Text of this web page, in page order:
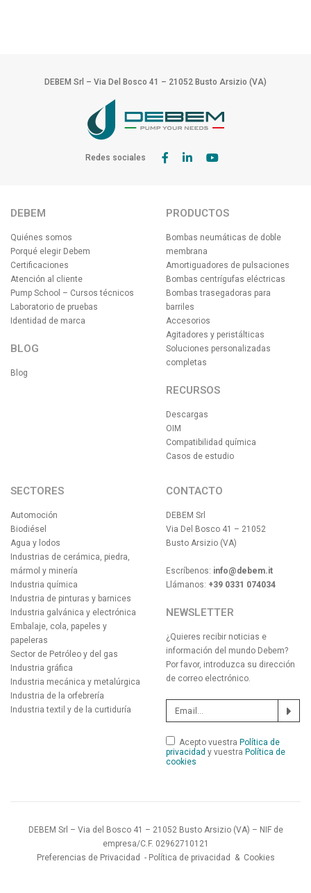
DEBEM Srl – Via Del Bosco 41 – 21052 Busto Arsizio (VA)
Redes sociales
DEBEM
Quiénes somos
Porqué elegir Debem
Certificaciones
Atención al cliente
Pump School – Cursos técnicos
Laboratorio de pruebas
Identidad de marca
BLOG
Blog
PRODUCTOS
Bombas neumáticas de doble
membrana
Amortiguadores de pulsaciones
Bombas centrígufas eléctricas
Bombas trasegadoras para
barriles
Accesorios
Agitadores y peristálticas
Soluciones personalizadas
completas
RECURSOS
Descargas
OIM
Compatibilidad química
Casos de estudio
SECTORES
Automoción
Biodiésel
Agua y lodos
Industrias de cerámica, piedra,
mármol y minería
Industria química
Industria de pinturas y barnices
Industria galvánica y electrónica
Embalaje, cola, papeles y
papeleras
Sector de Petróleo y del gas
Industria gráfica
Industria mecánica y metalúrgica
Industria de la orfebrería
Industria textil y de la curtiduría
CONTACTO
DEBEM Srl
Via Del Bosco 41 – 21052
Busto Arsizio (VA)
Escríbenos: info@debem.it
Llámanos: +39 0331 074034
NEWSLETTER
¿Quieres recibir noticias e
información del mundo Debem?
Por favor, introduzca su dirección
de correo electrónico.
Acepto vuestra Política de
privacidad y vuestra Política de
cookies
DEBEM Srl – Via del Bosco 41 – 21052 Busto Arsizio (VA) – NIF de
empresa/C.F. 02962710121
Preferencias de Privacidad - Política de privacidad & Cookies